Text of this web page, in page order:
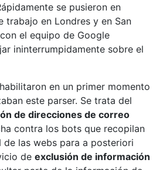
se pusieron en
trabajo en Londres y en San
el equipo de Google
ininterrumpidamente sobre el
en un primer momento
este parser. Se trata del
de direcciones de correo
contra los bots que recopilan
de las webs para a posteriori
de exclusión de información